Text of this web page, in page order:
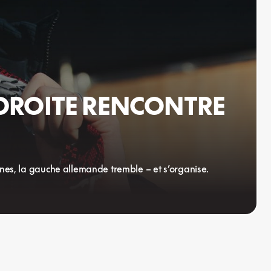
RENCONTRE
la gauche allemande tremble – et s’organise.